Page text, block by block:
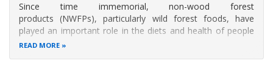
Since time immemorial, non-wood forest
products (NWFPs), particularly wild forest foods, have
played an important role in the diets and health of people
living in and outside forests, in both rural and urban areas.
READ MORE